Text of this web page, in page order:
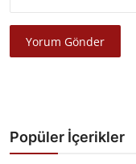
Yorum Gönder
Popüler İçerikler